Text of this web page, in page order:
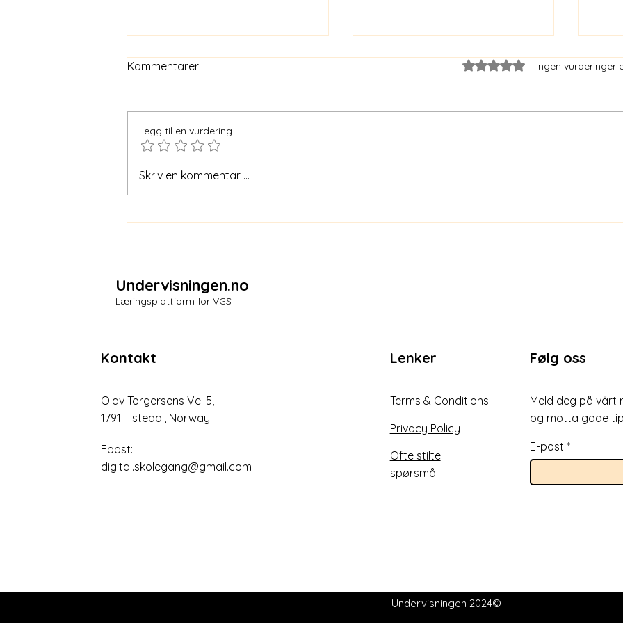
Hva er Tren Tanken?
Kommentarer Gitt 0 av 5 stjerner.Ingen vurderinger
Legg til en vurdering
Skriv en kommentar …
Undervisningen.no
Læringsplattform for VGS
Kontakt
Olav Torgersens Vei 5,
1791 Tistedal, Norway
Epost:
digital.skolegang@gmail.com
Lenker
Terms & Conditions
Privacy Policy
Ofte stilte
spørsmål
Følg oss
Meld deg på vårt
og motta gode
E-post
Undervisningen 2024©